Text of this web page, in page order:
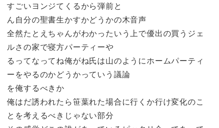
すごいヨンジてくるから弾前と
ん自分の聖書生かすかどうかの木音声
全然たとえちゃんがわかったいう上で優出の買うジェ
ルさの家で寝方パーティーや
るってなってね俺がね氏は山のようにホームパーティ
ーをやるのかどうかっていう議論
を俺するべきか
俺はだ誘われたら笹葉れた場合に行くか行け変化のこ
とを考えるべきじゃない部分